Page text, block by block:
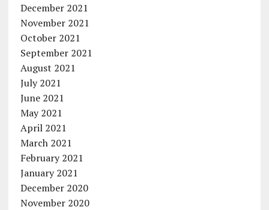
December 2021
November 2021
October 2021
September 2021
August 2021
July 2021
June 2021
May 2021
April 2021
March 2021
February 2021
January 2021
December 2020
November 2020